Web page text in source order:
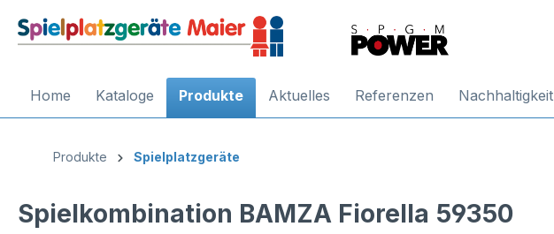
Home Kataloge Produkte Aktuelles Referenzen Nachhaltigkeit
Produkte Spielplatzgeräte
Spielkombination BAMZA Fiorella 59350